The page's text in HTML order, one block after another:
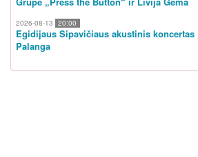
2026-08-13 20:00
Egidijaus Sipavičiaus akustinis
Palanga